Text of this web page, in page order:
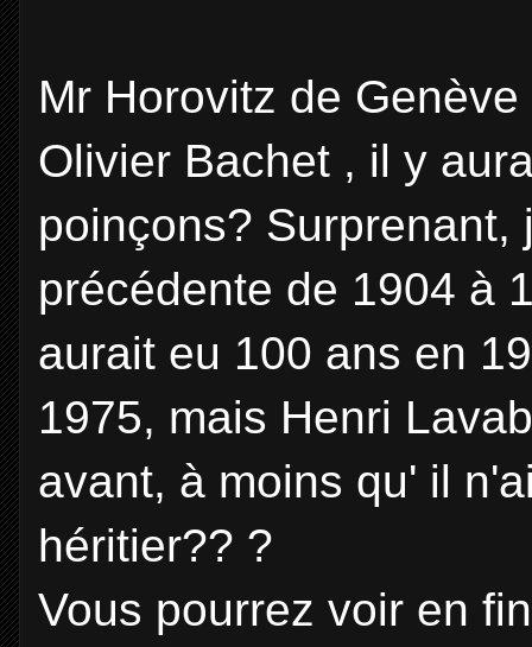
Mr Horovitz de
Olivier Bachet , il y
poinçons?
précédente de 1904 à
aurait eu 100 ans en
1975, mais Henri
avant, à moins qu' il
héritier?? ?
Vous pourrez voir en